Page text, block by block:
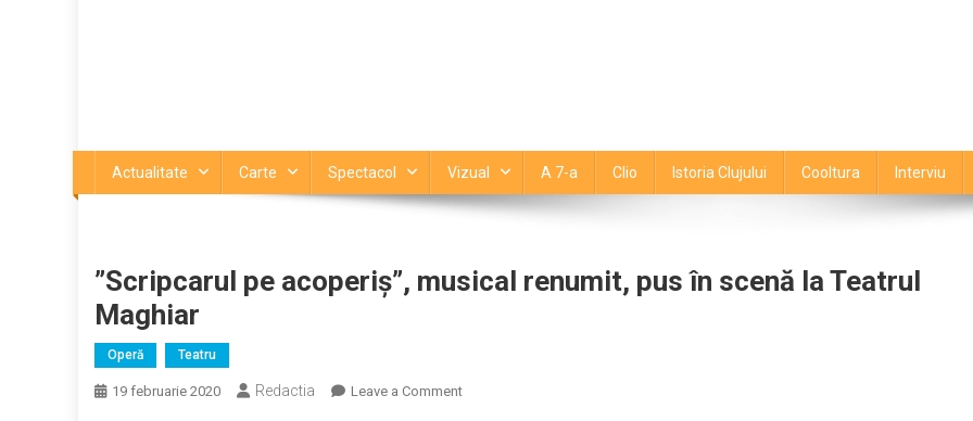
Actualitate Carte Spectacol Vizual A 7-a Clio Istoria Clujului Cooltura Interviu
”Scripcarul pe acoperiș”, musical renumit, pus în scenă la Teatrul
Maghiar
Operă Teatru
19 februarie 2020 Redactia Leave a Commenton